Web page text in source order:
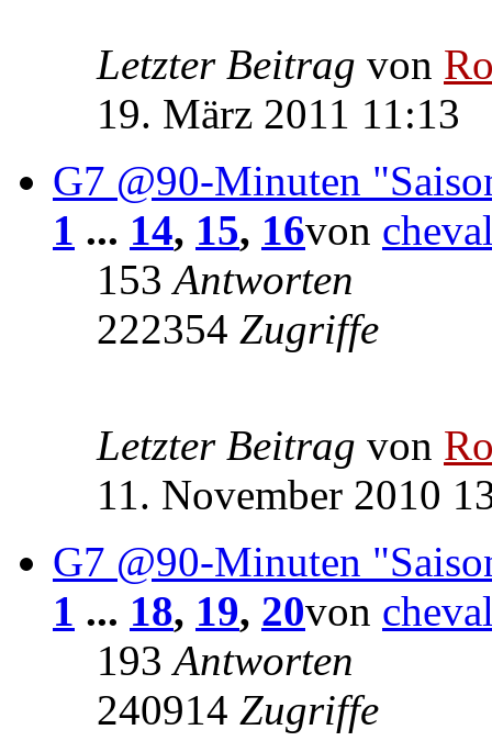
Letzter Beitrag von
19. März 2011 11:13
G7 @90-Minuten
1 ... 14, 15, 16von
153Antworten
222354 Zugriffe
Letzter Beitrag von
11. November 2010
G7 @90-Minuten
1 ... 18, 19, 20von
193Antworten
240914 Zugriffe